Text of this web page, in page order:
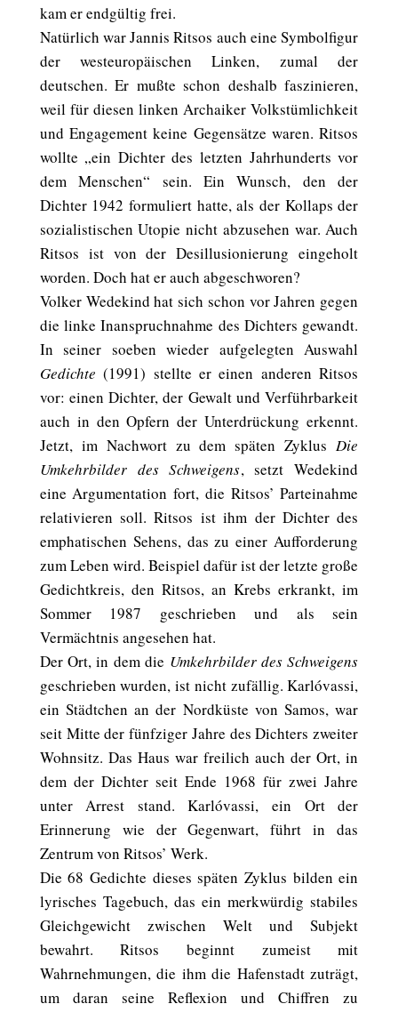
kam er endgültig frei.
Natürlich war Jannis Ritsos auch eine Symbolfigur
der westeuropäischen Linken, zumal der
deutschen. Er mußte schon deshalb faszinieren,
weil für diesen linken Archaiker Volkstümlichkeit
und Engagement keine Gegensätze waren. Ritsos
wollte „ein Dichter des letzten Jahrhunderts vor
dem Menschen“ sein. Ein Wunsch, den der
Dichter 1942 formuliert hatte, als der Kollaps der
sozialistischen Utopie nicht abzusehen war. Auch
Ritsos ist von der Desillusionierung eingeholt
worden. Doch hat er auch abgeschworen?
Volker Wedekind hat sich schon vor Jahren gegen
die linke Inanspruchnahme des Dichters gewandt.
In seiner soeben wieder aufgelegten Auswahl
Gedichte (1991) stellte er einen anderen Ritsos
vor: einen Dichter, der Gewalt und Verführbarkeit
auch in den Opfern der Unterdrückung erkennt.
Jetzt, im Nachwort zu dem späten ZyklusDie
Umkehrbilder des Schweigens, setzt Wedekind
eine Argumentation fort, die Ritsos’ Parteinahme
relativieren soll. Ritsos ist ihm der Dichter des
emphatischen Sehens, das zu einer Aufforderung
zum Leben wird. Beispiel dafür ist der letzte große
Gedichtkreis, den Ritsos, an Krebs erkrankt, im
Sommer 1987 geschrieben und als sein
Vermächtnis angesehen hat.
Der Ort, in dem die Umkehrbilder des Schweigens
geschrieben wurden, ist nicht zufällig. Karlóvassi,
ein Städtchen an der Nordküste von Samos, war
seit Mitte der fünfziger Jahre des Dichters zweiter
Wohnsitz. Das Haus war freilich auch der Ort, in
dem der Dichter seit Ende 1968 für zwei Jahre
unter Arrest stand. Karlóvassi, ein Ort der
Erinnerung wie der Gegenwart, führt in das
Zentrum von Ritsos’ Werk.
Die 68 Gedichte dieses späten Zyklus bilden ein
lyrisches Tagebuch, das ein merkwürdig stabiles
Gleichgewicht zwischen Welt und Subjekt
bewahrt. Ritsos beginnt zumeist mit
Wahrnehmungen, die ihm die Hafenstadt zuträgt,
um daran seine Reflexion und Chiffren zu